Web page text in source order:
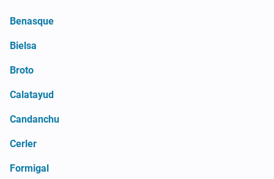
Benasque
Bielsa
Broto
Calatayud
Candanchu
Cerler
Formigal